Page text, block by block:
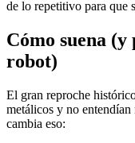
de lo repetitivo para que
Cómo suena
robot)
El gran reproche
metálicos y no
cambia eso: